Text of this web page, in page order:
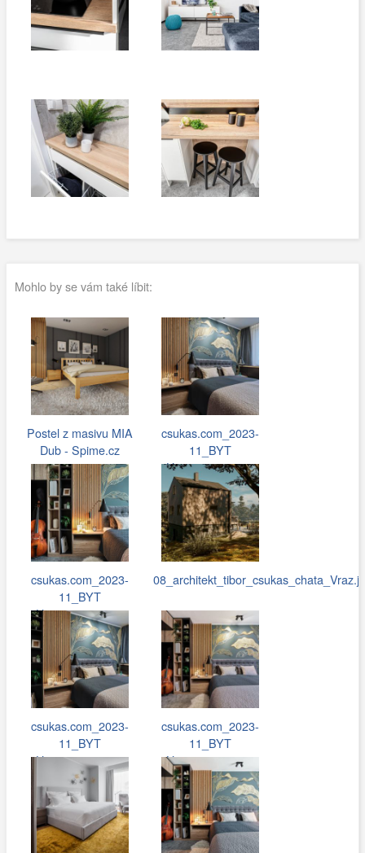
Mohlo by se vám také líbit:
Postel z masivu MIA
Dub - Spime.cz
csukas.com_2023-
11_BYT
Hostivar_052.jpg
csukas.com_2023-
11_BYT
Hostivar_051.jpg
csukas.com_2023-
11_BYT
Hostivar_053.jpg
csukas.com_2023-
11_BYT
Hostivar_050.jpg